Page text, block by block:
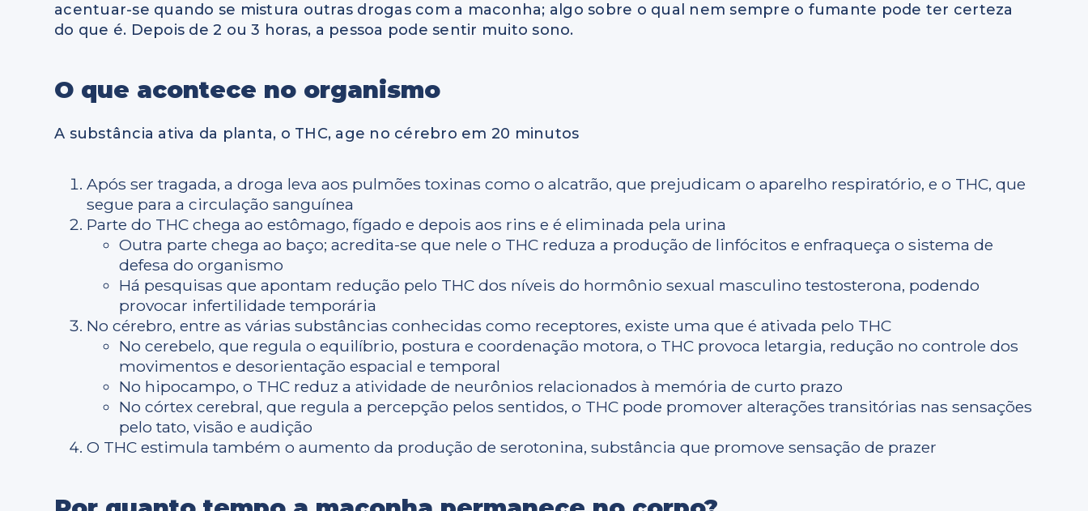
acentuar-se quando se mistura outras drogas com a maconha; algo sobre o qual nem sempre o fumante pode ter certeza
do que é. Depois de 2 ou 3 horas, a pessoa pode sentir muito sono.
O que acontece no organismo
A substância ativa da planta, o THC, age no cérebro em 20 minutos
Após ser tragada, a droga leva aos pulmões toxinas como o alcatrão, que prejudicam o aparelho respiratório, e o THC, que
segue para a circulação sanguínea
Parte do THC chega ao estômago, fígado e depois aos rins e é eliminada pela urina
Outra parte chega ao baço; acredita-se que nele o THC reduza a produção de linfócitos e enfraqueça o sistema de
defesa do organismo
Há pesquisas que apontam redução pelo THC dos níveis do hormônio sexual masculino testosterona, podendo
provocar infertilidade temporária
No cérebro, entre as várias substâncias conhecidas como receptores, existe uma que é ativada pelo THC
No cerebelo, que regula o equilíbrio, postura e coordenação motora, o THC provoca letargia, redução no controle dos
movimentos e desorientação espacial e temporal
No hipocampo, o THC reduz a atividade de neurônios relacionados à memória de curto prazo
No córtex cerebral, que regula a percepção pelos sentidos, o THC pode promover alterações transitórias nas sensações
pelo tato, visão e audição
O THC estimula também o aumento da produção de serotonina, substância que promove sensação de prazer